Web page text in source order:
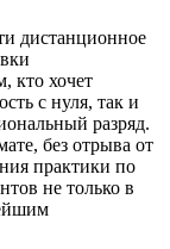
дистанционное
кто хочет
с нуля, так и
разряд.
без отрыва от
практики по
не только в